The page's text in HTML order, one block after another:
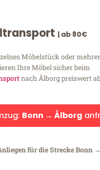
| ab 80€
Möbelstück oder
Ihre Möbel sicher beim
nach Ålborg preiswert
Bonn → Ålborg
für die Strecke Bonn